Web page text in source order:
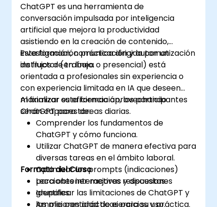
ChatGPT es una herramienta de
conversación impulsada por inteligencia
artificial que mejora la productividad
asistiendo en la creación de contenido,
investigación, comunicación y automatización
de flujos de trabajo.
Esta formación práctica dirigida por un
instructor (en línea o presencial) está
orientada a profesionales sin experiencia o
con experiencia limitada en IA que deseen
maximizar su eficiencia aprovechando
ChatGPT para tareas diarias.
Al finalizar esta formación, los participantes
serán capaces de:
Comprender los fundamentos de
ChatGPT y cómo funciona.
Utilizar ChatGPT de manera efectiva para
diversas tareas en el ámbito laboral.
Optimizar los prompts (indicaciones)
para obtener mejores respuestas.
Identificar las limitaciones de ChatGPT y
las mejores prácticas para su uso.
Formato del Curso
Lecciones interactivas y discusiones
grupales.
Amplia cantidad de ejercicios y práctica.